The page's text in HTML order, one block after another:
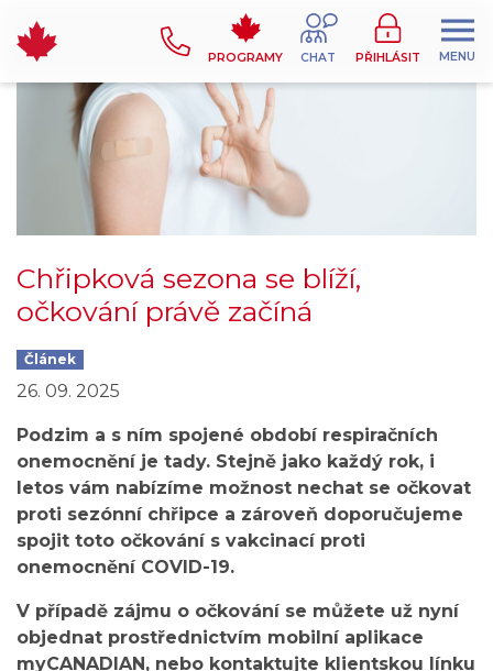
PROGRAMY CHAT PŘIHLÁSIT MENU
Chřipková sezona se blíží,
očkování právě začíná
Článek
26. 09. 2025
Podzim a s ním spojené období respiračních
onemocnění je tady. Stejně jako každý rok, i
letos vám nabízíme možnost nechat se očkovat
proti sezónní chřipce a zároveň doporučujeme
spojit toto očkování s vakcinací proti
onemocnění COVID-19.
V případě zájmu o očkování se můžete už nyní
objednat prostřednictvím mobilní aplikace
myCANADIAN, nebo kontaktujte klientskou línku